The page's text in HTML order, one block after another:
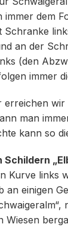
dem
Schranke
an der
(den
immer
erreichen wir
man
kann so
Kurve links
an einigen
Wiesen